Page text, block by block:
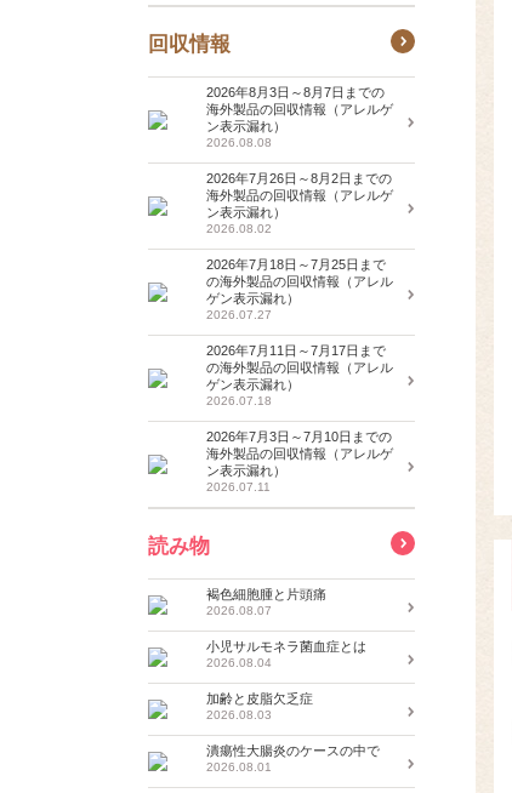
回収情報
2026年8月3日～8月7日までの
海外製品の回収情報（アレルゲ
ン表示漏れ）
2026.08.08
2026年7月26日～8月2日までの
海外製品の回収情報（アレルゲ
ン表示漏れ）
2026.08.02
2026年7月18日～7月25日まで
の海外製品の回収情報（アレル
ゲン表示漏れ）
2026.07.27
2026年7月11日～7月17日まで
の海外製品の回収情報（アレル
ゲン表示漏れ）
2026.07.18
2026年7月3日～7月10日までの
海外製品の回収情報（アレルゲ
ン表示漏れ）
2026.07.11
読み物
褐色細胞腫と片頭痛
2026.08.07
小児サルモネラ菌血症とは
2026.08.04
加齢と皮脂欠乏症
2026.08.03
潰瘍性大腸炎のケースの中で
2026.08.01